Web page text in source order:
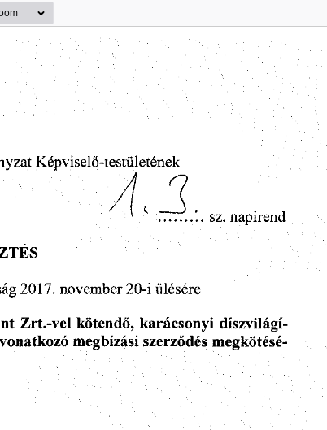
  Képviselő-testületének
sz.
  napirend
  2017.
november
  20-i
  ülésére
  Zrt.-vel
  kötendő,
  karácsonyi
  díszvilágí-
vonatkozó
  megbízási
  szerződés
  megkötésé-